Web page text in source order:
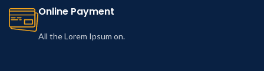
Online Payment
All the Lorem Ipsum on.